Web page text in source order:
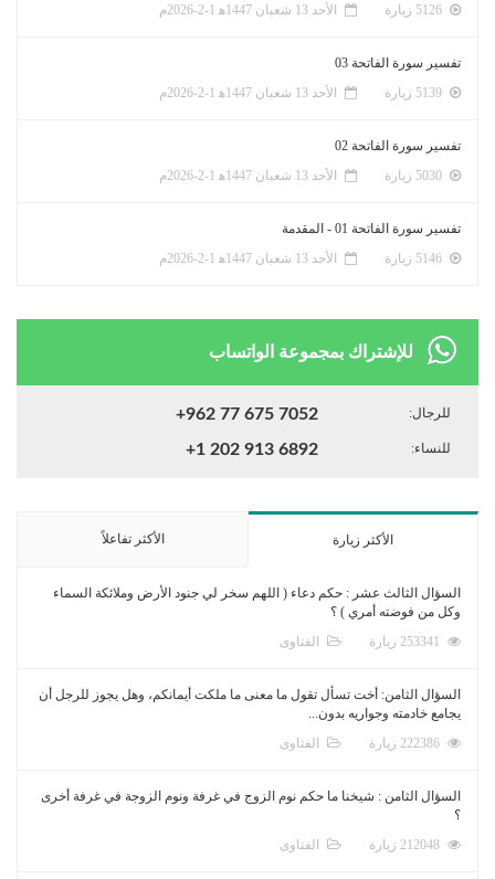
الأحد 13 شعبان 1447ﻫ 1-2-2026م
تفسير سورة الفاتحة 03
الأحد 13 شعبان 1447ﻫ 1-2-2026م
تفسير سورة الفاتحة 02
الأحد 13 شعبان 1447ﻫ 1-2-2026م
تفسير سورة الفاتحة 01 - المقدمة
الأحد 13 شعبان 1447ﻫ 1-2-2026م
للإشتراك بمجموعة الواتساب
للرجال: +962 77 675 7052
للنساء: +1 202 913 6892
الأكثر زيارة الأكثر تفاعلاً
السؤال الثالث عشر : حكم دعاء ( اللهم سخر لي جنود الأرض وملائكة السماء
وكل من فوضته أمري ) ؟
الفتاوى
السؤال الثامن: أخت تسأل تقول ما معنى ما ملكت أيمانكم، وهل يجوز للرجل أن
يجامع خادمته وجواريه بدون...
الفتاوى
السؤال الثامن : شيخنا ما حكم نوم الزوج في غرفة ونوم الزوجة في غرفة أخرى
؟
الفتاوى